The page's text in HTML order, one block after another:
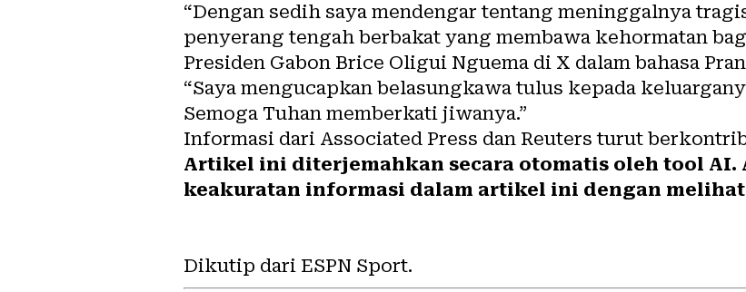
“Dengan sedih saya mendengar tentang meninggalnya
penyerang tengah berbakat yang membawa kehormatan
Presiden Gabon Brice Oligui Nguema di X dalam bahasa
“Saya mengucapkan belasungkawa tulus kepada
Semoga Tuhan memberkati jiwanya.”
Informasi dari Associated Press dan Reuters turut
Artikel ini diterjemahkan secara otomatis oleh tool AI.
keakuratan informasi dalam artikel ini dengan
Dikutip dari ESPN Sport.